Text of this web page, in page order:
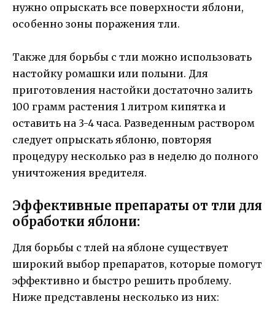
нужно опрыскать все поверхности яблони,
особенно зоны поражения тли.
Также для борьбы с тли можно использовать
настойку ромашки или полыни. Для
приготовления настойки достаточно залить
100 грамм растения 1 литром кипятка и
оставить на 3-4 часа. Разведенным раствором
следует опрыскать яблоню, повторяя
процедуру несколько раз в неделю до полного
уничтожения вредителя.
Эффективные препараты от тли для
обработки яблони:
Для борьбы с тлей на яблоне существует
широкий выбор препаратов, которые помогут
эффективно и быстро решить проблему.
Ниже представлены несколько из них: